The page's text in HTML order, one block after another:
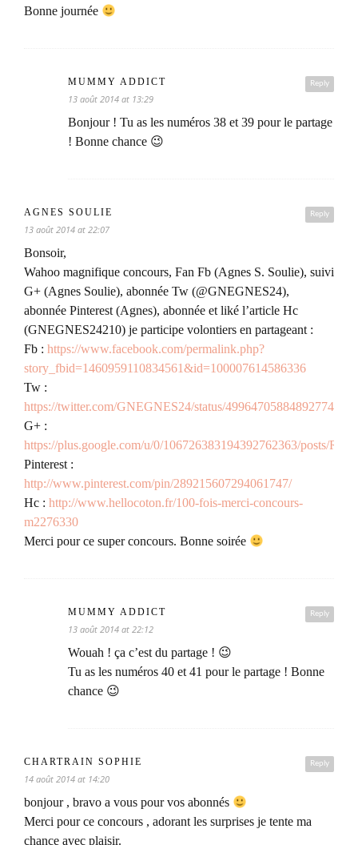
Bonne journée
Reply
MUMMY ADDICT
13 août 2014 at 13:29
Bonjour ! Tu as les numéros 38 et 39 pour le partage
! Bonne chance 😉
Reply
AGNES SOULIE
13 août 2014 at 22:07
Bonsoir,
Wahoo magnifique concours, Fan Fb (Agnes S. Soulie), suivi
G+ (Agnes Soulie), abonnée Tw (@GNEGNES24),
abonnée Pinterest (Agnes), abonnée et liké l’article Hc
(GNEGNES24210) je participe volontiers en partageant :
Fb : https://www.facebook.com/permalink.php?
story_fbid=1460959110834561&id=100007614586336
Tw :
https://twitter.com/GNEGNES24/status/499647058848927744
G+ :
https://plus.google.com/u/0/106726383194392762363/posts/
Pinterest :
http://www.pinterest.com/pin/289215607294061747/
Hc : http://www.hellocoton.fr/100-fois-merci-concours-
m2276330
Merci pour ce super concours. Bonne soirée
Reply
MUMMY ADDICT
13 août 2014 at 22:12
Wouah ! ça c’est du partage ! 😉
Tu as les numéros 40 et 41 pour le partage ! Bonne
chance 😉
Reply
CHARTRAIN SOPHIE
14 août 2014 at 14:20
bonjour , bravo a vous pour vos abonnés
Merci pour ce concours , adorant les surprises je tente ma
chance avec plaisir.